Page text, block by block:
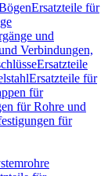
Ersatzteile für
und
Verbindungen,
Ersatzteile
Ersatzteile für
für
für Rohre und
für